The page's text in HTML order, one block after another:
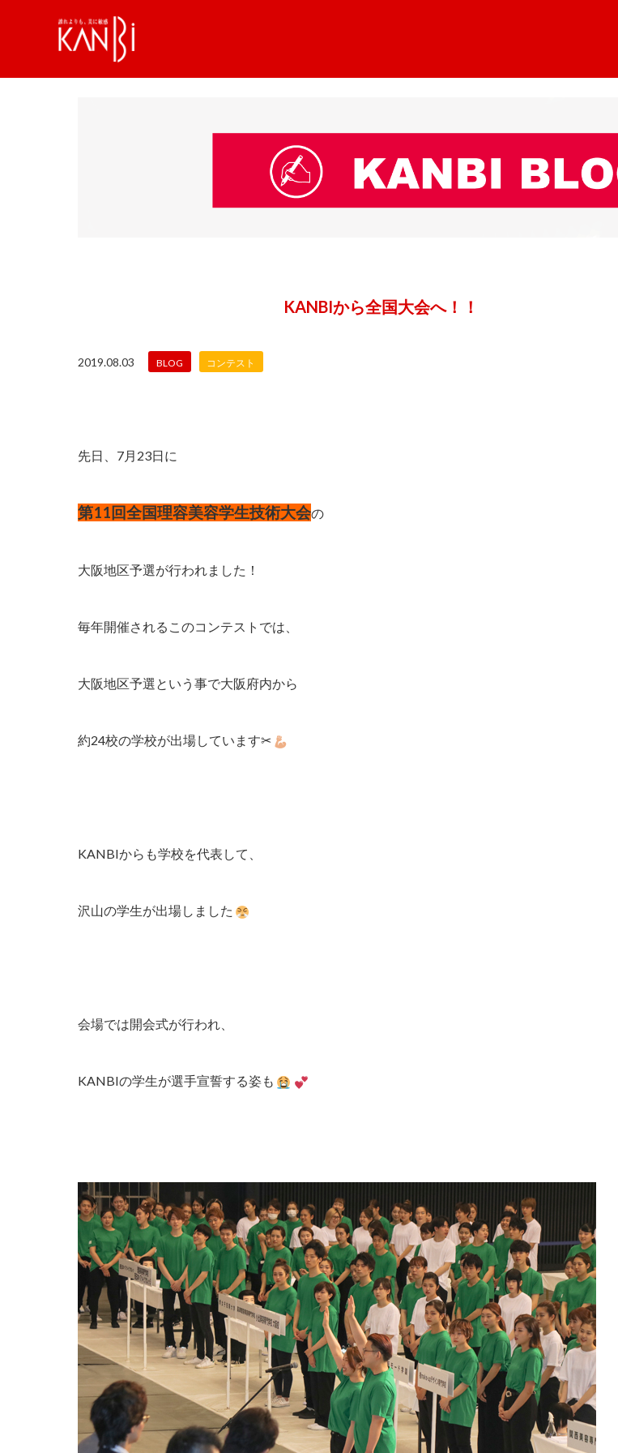
KANBIから全国大会へ！！
2019.08.03 BLOG コンテスト
先日、7月23日に
第11回全国理容美容学生技術大会の
大阪地区予選が行われました！
毎年開催されるこのコンテストでは、
大阪地区予選という事で大阪府内から
約24校の学校が出場しています✂
KANBIからも学校を代表して、
沢山の学生が出場しました
会場では開会式が行われ、
KANBIの学生が選手宣誓する姿も